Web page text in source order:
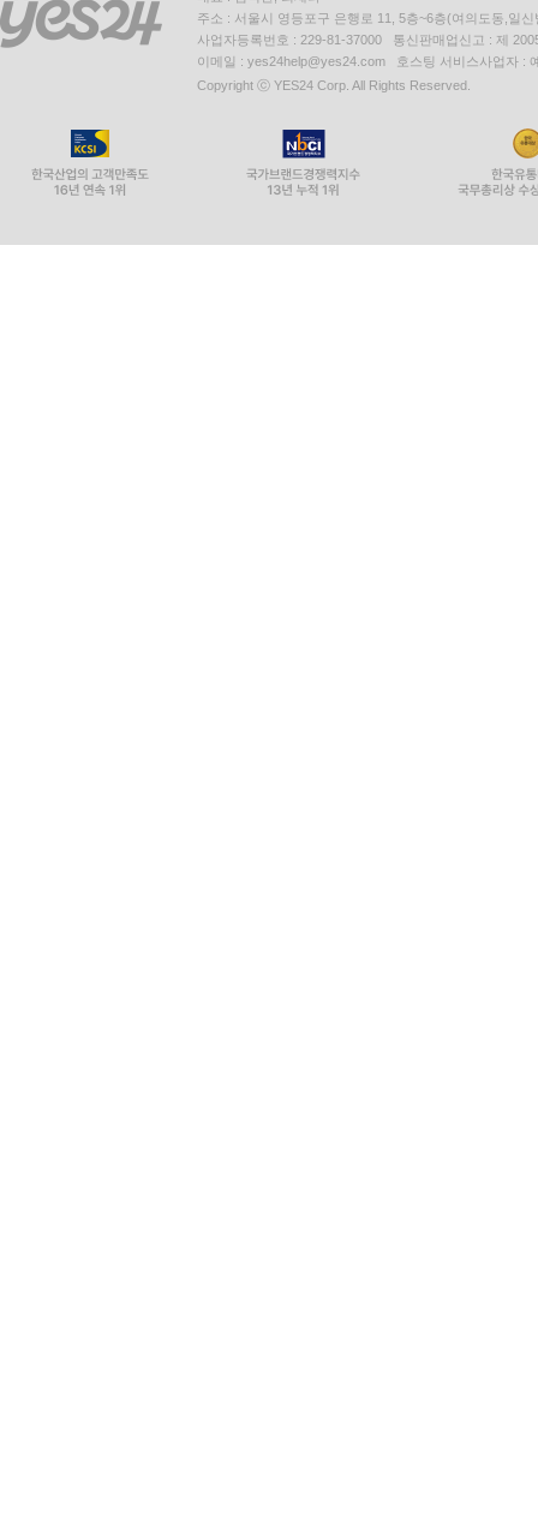
주소 : 서울시 영등포구 은행로 11, 5층~6층(여의도동,일신
사업자등록번호 : 229-81-37000 통신판매업신고 : 제
이메일 : yes24help@yes24.com 호스팅 서비스사업자 :
Copyright ⓒ YES24 Corp. All Rights Reserved.